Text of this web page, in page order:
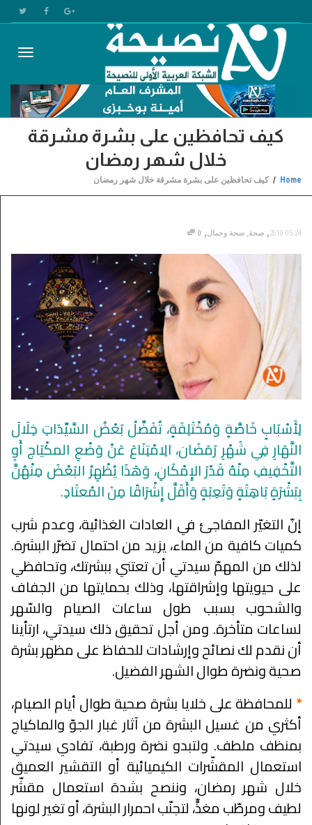
كيف تحافظين على بشرة مشرقة
خلال شهر رمضان
Home كيف تحافظين على بشرة مشرقة خلال شهر رمضان
2019-05-24
, صحة, صحة وجمال,
0
لِأَسْبَابٍ خَاصَّةٍ وَمُخْتَلِفَةٍ، تُفَضِّلُ بَعْضُ السَّيِّدَاتِ خِلَالَ
النَّهَارِ فِي شَهْرِ رَمَضَان، الِامْتِنَاعَ عَنْ وَضْعِ المكْيَاج أَوِ
التَّخْفِيفِ مِنْهُ قَدْرَ الإِمْكَانِ، وَهَذَا يُظْهِرُ البَعْضَ مِنْهُنَّ
بِبَشْرَةٍ بَاهِتَةٍ وَتَعِبَةٍ وَأَقَلَّ إِشْرَاقًا مِنَ المُعتَادِ.
إنّ التغيّر المفاجئ في العادات الغذائية، وعدم شرب
كميات كافية من الماء، يزيد من احتمال تضرّر البشرة.
لذلك من المهمّ سيدتي أن تعتني ببشرتك، وتحافظي
على حيويتها وإشراقتها، وذلك بحمايتها من الجفاف
والشحوب بسبب طول ساعات الصيام والسّهر
لساعات متأخرة. ومن أجل تحقيق ذلك سيدتي، ارتأينا
أن نقدم لك نصائح وإرشادات للحفاظ على مظهر بشرة
صحية ونضرة طوال الشهر الفضيل.
* للمحافظة على خلايا بشرة صحية طوال أيام الصيام،
أكثري من غسيل البشرة من آثار غبار الجوّ والماكياج
بمنظف ملطف. ولتبدو نضرة ورطبة، تفادي سيدتي
استعمال المقشّرات الكيميائية أو التقشير العميق
خلال شهر رمضان، وننصح بشدة استعمال مقشّر
لطيف ومرطّب مغذٍّ، لتجنّب احمرار البشرة، أو تغير لونها